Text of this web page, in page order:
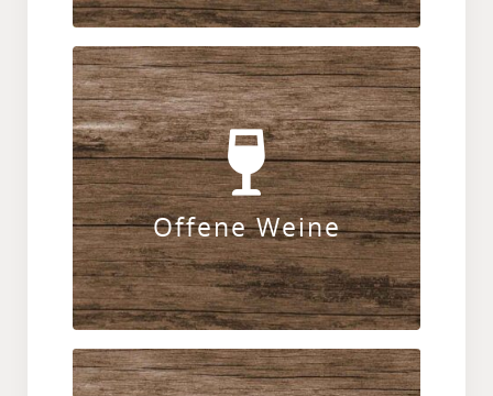
Offene Weine
Unsere offenen Rot-, Weiß-, und
Roséweine – gute Tropfen aus
Deutschland, Österreich und Italien.
ZUR KARTE